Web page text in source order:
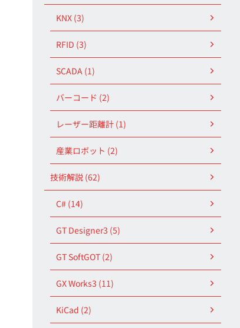
KNX (3)
RFID (3)
SCADA (1)
バーコード (2)
レーザー距離計 (1)
産業ロボット (2)
技術解説 (62)
C# (14)
GT Designer3 (5)
GT SoftGOT (2)
GX Works3 (11)
KiCad (2)